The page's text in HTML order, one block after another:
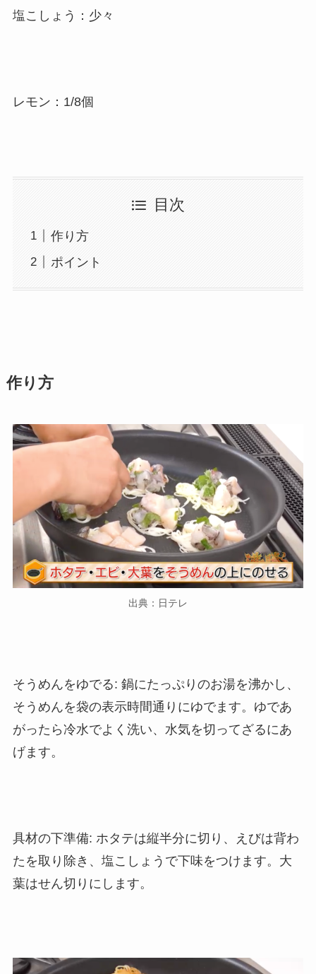
塩こしょう：少々
レモン：1/8個
目次
作り方
ポイント
作り方
出典：日テレ
そうめんをゆでる: 鍋にたっぷりのお湯を沸かし、
そうめんを袋の表示時間通りにゆでます。ゆであ
がったら冷水でよく洗い、水気を切ってざるにあ
げます。
具材の下準備: ホタテは縦半分に切り、えびは背わ
たを取り除き、塩こしょうで下味をつけます。大
葉はせん切りにします。